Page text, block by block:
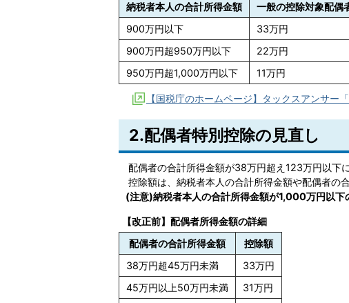
納税者本人の合計所得金額
一般の控除対象配偶
900万円以下
33万円
900万円超950万円以下
22万円
950万円超1,000万円以下
11万円
【国税庁のホームページ】タックスアンサー
2.配偶者特別控除の見直し
配偶者の合計所得金額が38万円超え123万円以下
控除額は、納税者本人の合計所得金額や配偶者の
(注意)納税者本人の合計所得金額が1,000万円以下
【改正前】配偶者所得金額の詳細
配偶者の合計所得金額
控除額
38万円超45万円未満
33万円
45万円以上50万円未満
31万円